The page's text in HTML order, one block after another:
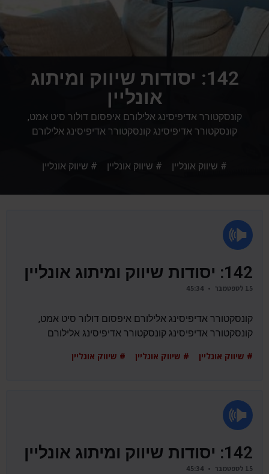
142: יסודות שיווק ומיתוג
אונליין
קונסקטורר אדיפיסינג אלילורם איפסום דולור סיט אמט,
קונסקטורר אדיפיסינג קונסקטורר אדיפיסינג אלילורם
# שיווק אונליין # שיווק אונליין # שיווק אונליין
142: יסודות שיווק ומיתוג אונליין
15 לספטמבר • 45:34
קונסקטורר אדיפיסינג אלילורם איפסום דולור סיט אמט,
קונסקטורר אדיפיסינג קונסקטורר אדיפיסינג אלילורם
# שיווק אונליין # שיווק אונליין # שיווק אונליין
142: יסודות שיווק ומיתוג אונליין
15 לספטמבר • 45:34